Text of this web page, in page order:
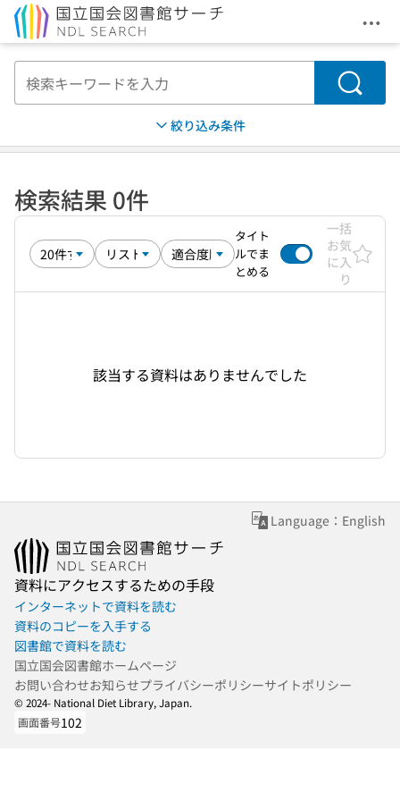
メ
検索
絞り込み条件
検索結果 0件
タイト
ルでま
とめる
一括
お気
に入
り
該当する資料はありませんでした
Language：English
資料にアクセスするための手段
インターネットで資料を読む
資料のコピーを入手する
図書館で資料を読む
国立国会図書館ホームページ
お問い合わせお知らせプライバシーポリシーサイトポリシー
© 2024- National Diet Library, Japan.
画面番号102